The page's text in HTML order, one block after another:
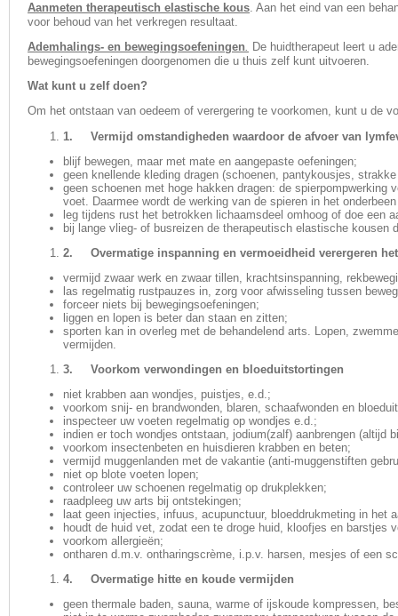
Aanmeten therapeutisch elastische kous. Aan het eind van een
voor behoud van het verkregen resultaat.
Ademhalings- en bewegingsoefeningen. De huidtherapeut leert u
bewegingsoefeningen doorgenomen die u thuis zelf kunt uitvoeren.
Wat kunt u zelf doen?
Om het ontstaan van oedeem of verergering te voorkomen, kunt u de
1. Vermijd omstandigheden waardoor de afvoer van
blijf bewegen, maar met mate en aangepaste oefeningen;
geen knellende kleding dragen (schoenen, pantykousjes,
geen schoenen met hoge hakken dragen: de spierpompwerking
voet. Daarmee wordt de werking van de spieren in het
leg tijdens rust het betrokken lichaamsdeel omhoog of doe een
bij lange vlieg- of busreizen de therapeutisch elastische kousen
2. Overmatige inspanning en vermoeidheid verergeren
vermijd zwaar werk en zwaar tillen, krachtsinspanning,
las regelmatig rustpauzes in, zorg voor afwisseling tussen
forceer niets bij bewegingsoefeningen;
liggen en lopen is beter dan staan en zitten;
sporten kan in overleg met de behandelend arts. Lopen,
vermijden.
3. Voorkom verwondingen en bloeduitstortingen
niet krabben aan wondjes, puistjes, e.d.;
voorkom snij- en brandwonden, blaren, schaafwonden en
inspecteer uw voeten regelmatig op wondjes e.d.;
indien er toch wondjes ontstaan, jodium(zalf) aanbrengen (altijd
voorkom insectenbeten en huisdieren krabben en beten;
vermijd muggenlanden met de vakantie (anti-muggenstiften
niet op blote voeten lopen;
controleer uw schoenen regelmatig op drukplekken;
raadpleeg uw arts bij ontstekingen;
laat geen injecties, infuus, acupunctuur, bloeddrukmeting in
houdt de huid vet, zodat een te droge huid, kloofjes en barstjes
voorkom allergieën;
ontharen d.m.v. ontharingscrème, i.p.v. harsen, mesjes of een
4. Overmatige hitte en koude vermijden
geen thermale baden, sauna, warme of ijskoude kompressen,